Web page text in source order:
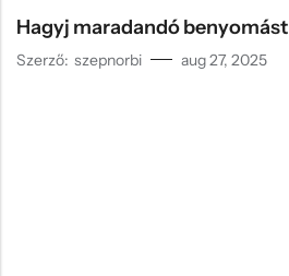
Hagyj maradandó benyomást
Szerző: szepnorbi aug 27, 2025